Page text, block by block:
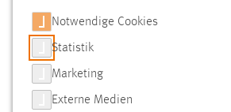
SUCHE
FILTER
Notwendige Cookies
Statistik
Marketing
Externe Medien